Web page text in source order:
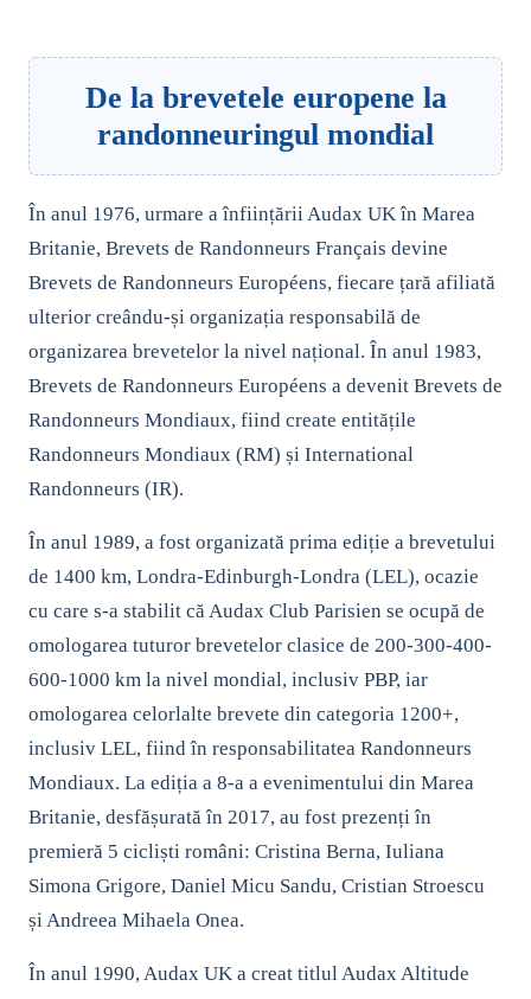
De la brevetele europene la
randonneuringul mondial
În anul 1976, urmare a înființării Audax UK în Marea
Britanie, Brevets de Randonneurs Français devine
Brevets de Randonneurs Européens, fiecare țară afiliată
ulterior creându-și organizația responsabilă de
organizarea brevetelor la nivel național. În anul 1983,
Brevets de Randonneurs Européens a devenit Brevets de
Randonneurs Mondiaux, fiind create entitățile
Randonneurs Mondiaux (RM) și International
Randonneurs (IR).
În anul 1989, a fost organizată prima ediție a brevetului
de 1400 km, Londra-Edinburgh-Londra (LEL), ocazie
cu care s-a stabilit că Audax Club Parisien se ocupă de
omologarea tuturor brevetelor clasice de 200-300-400-
600-1000 km la nivel mondial, inclusiv PBP, iar
omologarea celorlalte brevete din categoria 1200+,
inclusiv LEL, fiind în responsabilitatea Randonneurs
Mondiaux. La ediția a 8-a a evenimentului din Marea
Britanie, desfășurată în 2017, au fost prezenți în
premieră 5 cicliști români: Cristina Berna, Iuliana
Simona Grigore, Daniel Micu Sandu, Cristian Stroescu
și Andreea Mihaela Onea.
În anul 1990, Audax UK a creat titlul Audax Altitude